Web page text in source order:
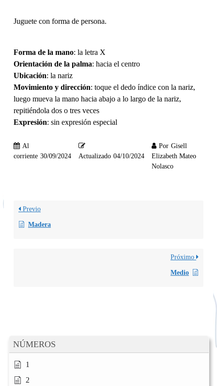
NÚMEROS
1
2
Juguete con forma de persona.
Forma de la mano: la letra X
Orientación de la palma: hacia el centro
Ubicación: la nariz
Movimiento y dirección: toque el dedo índice con la nariz,
luego mueva la mano hacia abajo a lo largo de la nariz,
repitiéndola dos o tres veces
Expresión: sin expresión especial
Al
corriente 30/09/2024 Actualizado 04/10/2024
Por Gisell
Elizabeth Mateo
Nolasco
Previo
Madera
Próximo
Medio